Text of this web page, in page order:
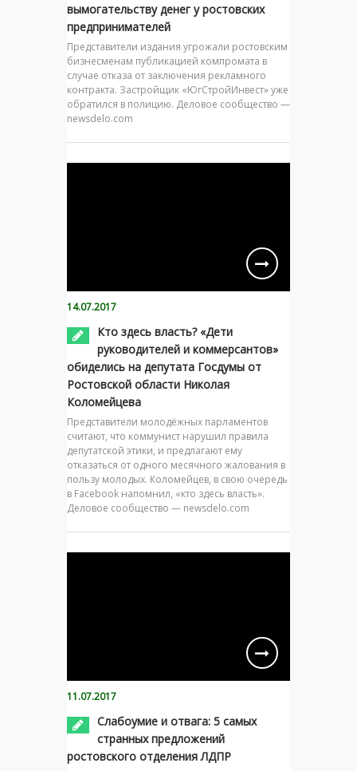
вымогательству денег у ростовских
предпринимателей
Представители издания угрожали ростовским
бизнесменам публикацией компромата в
случае отказа от заключения рекламного
контракта. Застройщик «ЮгСтройИнвест» уже
обратился в полицию. Деловое сообщество —
newsdelo.com
14.07.2017
Кто здесь власть? «Дети
руководителей и коммерсантов»
обиделись на депутата Госдумы от
Ростовской области Николая
Коломейцева
Представители молодёжных парламентов
считают, что коммунист нарушил правила
депутатской этики, и предлагают ему
отказаться от одного месячного жалования в
пользу молодых. Коломейцев, в свою очередь
в Facebook напомнил, «кто здесь власть».
Деловое сообщество — newsdelo.com
11.07.2017
Слабоумие и отвага: 5 самых
странных предложений
ростовского отделения ЛДПР